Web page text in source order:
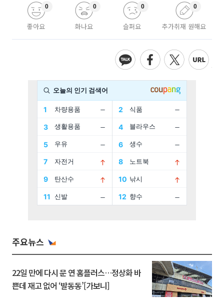
좋아요
0
화나요
0
슬퍼요
0
추가취재 원해요
0
주요뉴스
22일 만에 다시 문 연 홈플러스…정상화 바
쁜데 재고 없어 ‘발동동’[가보니]